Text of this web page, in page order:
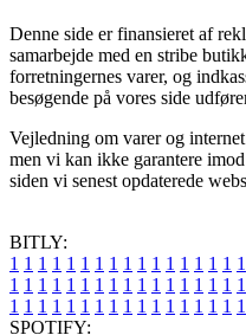
Denne side er finansieret af
samarbejde med en stribe
forretningernes varer, og
besøgende på vores side
Vejledning om varer og
men vi kan ikke garantere
siden vi senest opdaterede
BITLY:
1 1 1 1 1 1 1 1 1 1 1 1 1 1 1 1 1
1 1 1 1 1 1 1 1 1 1 1 1 1 1 1 1 1
1 1 1 1 1 1 1 1 1 1 1 1 1 1 1 1 1
SPOTIFY: